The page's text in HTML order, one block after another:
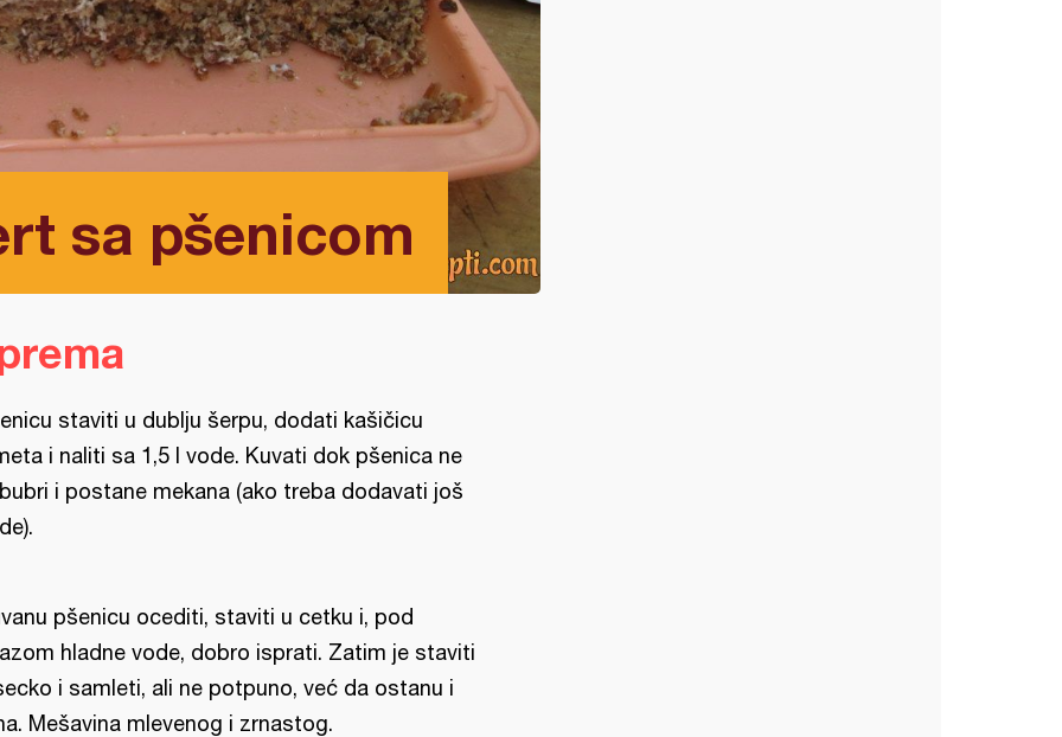
sa pšenicom
staviti u dublju šerpu, dodati kašičicu
i naliti sa 1,5 l vode. Kuvati dok pšenica ne
i postane mekana (ako treba dodavati još
pšenicu ocediti, staviti u cetku i, pod
hladne vode, dobro isprati. Zatim je staviti
i samleti, ali ne potpuno, već da ostanu i
Mešavina mlevenog i zrnastog.